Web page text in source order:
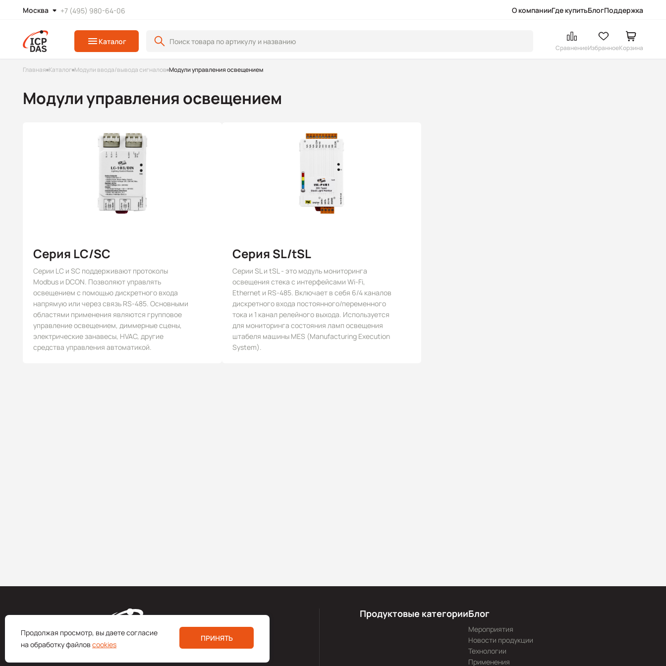
Москва +7 (495) 980-64-06 О компанииГде купитьБлогПоддержка
Каталог
СравнениеИзбранноеКорзина
Главная Каталог Модули ввода/вывода сигналов Модули управления освещением
Модули управления освещением
Серия LC/SC
Серии LC и SC поддерживают протоколы
Modbus и DCON. Позволяют управлять
освещением с помощью дискретного входа
напрямую или через связь RS-485. Основными
областями применения являются групповое
управление освещением, диммерные сцены,
электрические занавесы, HVAC, другие
средства управления автоматикой.
Серия SL/tSL
Серии SL и tSL - это модуль мониторинга
освещения стека с интерфейсами Wi-Fi,
Ethernet и RS-485. Включает в себя 6/4 каналов
дискретного входа постоянного/переменного
тока и 1 канал релейного выхода. Используется
для мониторинга состояния ламп освещения
штабеля машины MES (Manufacturing Execution
System).
Продуктовые категорииБлог
Мероприятия
Новости продукции
Технологии
Применения
Продолжая просмотр, вы даете согласие
на обработку файлов cookies
ПРИНЯТЬ